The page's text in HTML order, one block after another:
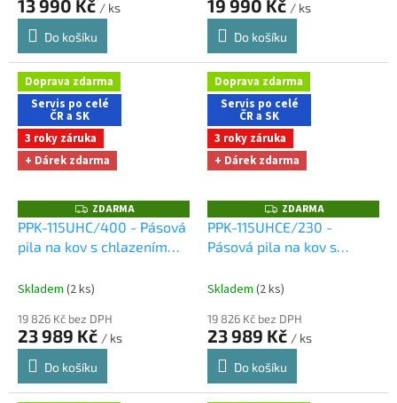
13 990 Kč / ks
Do košíku
19 990 Kč / ks
Do košíku
Doprava zdarma
Servis po celé
ČR a SK
3 roky záruka
+ Dárek zdarma
Z
D
A
R
ZDARMA
PPK-115UHC/400 - Pásová
pila na kov s chlazením
při nákupu na e-shopu
Skladem (2 ks)
19 826 Kč bez DPH
23 989 Kč / ks
Do košíku
Doprava zdarma
Servis po celé
ČR a SK
3 roky záruka
+ Dárek zdarma
Z
D
A
R
ZDARMA
PPK-115UHCE/230 -
Pásová pila na kov s
doprava zdarma při
Skladem (2 ks)
19 826 Kč bez DPH
23 989 Kč / ks
Do košíku